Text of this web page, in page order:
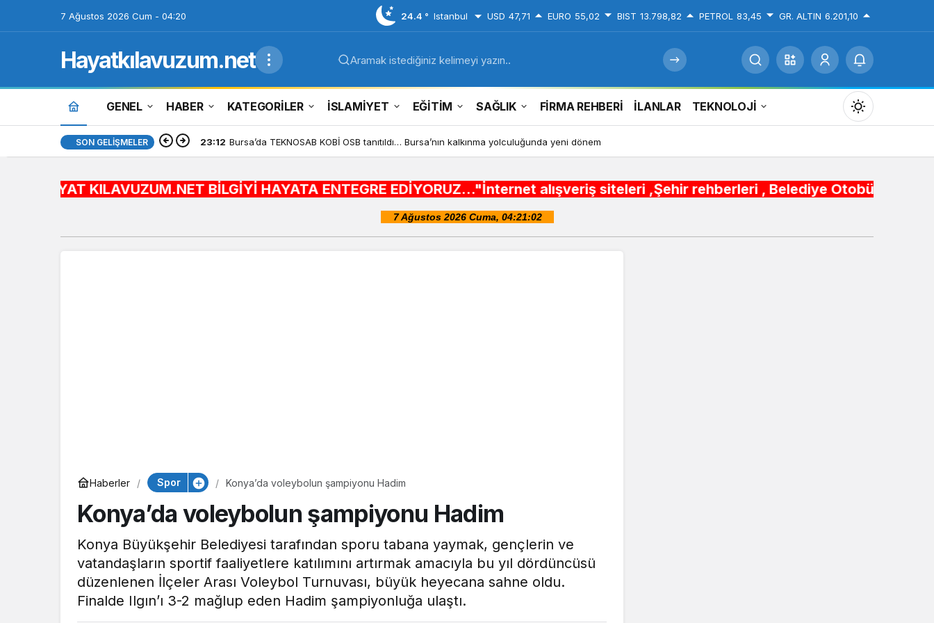
7 Ağustos 2026 Cum - 04:20 24.4 ° Istanbul USD 47,71 EURO 55,02 BIST 13.798,82 PETROL 83,45 GR. ALTIN 6.201,10
Hayatkılavuzum.net Aramak istediğiniz kelimeyi yazın..
GENEL HABER KATEGORİLER İSLAMİYET EĞİTİM SAĞLIK FİRMA REHBERİ İLANLAR TEKNOLOJİ
Mod
değiştir
SON GELIŞMELER 23:12 Bursa’da TEKNOSAB KOBİ OSB tanıtıldı… Bursa’nın kalkınma yolculuğunda yeni dönem
KILAVUZUM.NET BİLGİYİ HAYATA ENTEGRE EDİYORUZ..."İnternet alışveriş siteleri ,Şehir rehberleri , Belediye
Haberler Spor Konya’da voleybolun şampiyonu Hadim
Konya’da voleybolun şampiyonu Hadim
Konya Büyükşehir Belediyesi tarafından sporu tabana yaymak, gençlerin ve
vatandaşların sportif faaliyetlere katılımını artırmak amacıyla bu yıl dördüncüsü
düzenlenen İlçeler Arası Voleybol Turnuvası, büyük heyecana sahne oldu.
Finalde Ilgın’ı 3-2 mağlup eden Hadim şampiyonluğa ulaştı.